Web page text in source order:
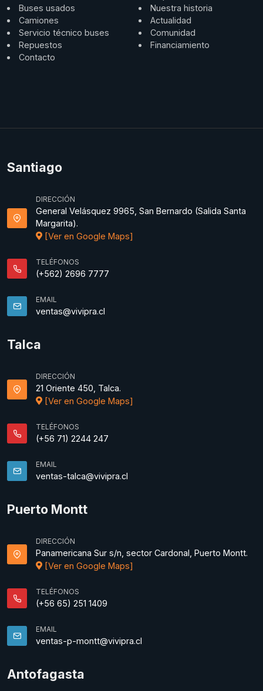
Buses usados
Camiones
Servicio técnico buses
Repuestos
Contacto
Nuestra historia
Actualidad
Comunidad
Financiamiento
Santiago
DIRECCIÓN
General Velásquez 9965, San Bernardo (Salida Santa
Margarita).
[Ver en Google Maps]
TELÉFONOS
(+562) 2696 7777
EMAIL
ventas@vivipra.cl
Talca
DIRECCIÓN
21 Oriente 450, Talca.
[Ver en Google Maps]
TELÉFONOS
(+56 71) 2244 247
EMAIL
ventas-talca@vivipra.cl
Puerto Montt
DIRECCIÓN
Panamericana Sur s/n, sector Cardonal, Puerto Montt.
[Ver en Google Maps]
TELÉFONOS
(+56 65) 251 1409
EMAIL
ventas-p-montt@vivipra.cl
Antofagasta